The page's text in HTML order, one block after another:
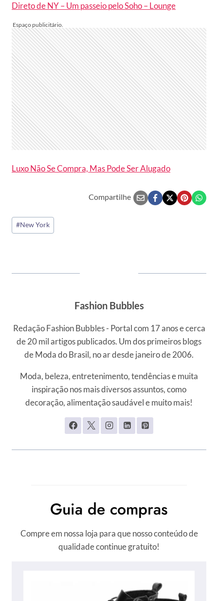
Direto de NY – Um passeio pelo Soho – Lounge
Luxo Não Se Compra, Mas Pode Ser Alugado
Compartilhe
Tags
do
#New York
Fashion Bubbles
Redação Fashion Bubbles - Portal com 17 anos e cerca
de 20 mil artigos publicados. Um dos primeiros blogs
de Moda do Brasil, no ar desde janeiro de 2006.
Moda, beleza, entretenimento, tendências e muita
inspiração nos mais diversos assuntos, como
decoração, alimentação saudável e muito mais!
Guia de compras
Compre em nossa loja para que nosso conteúdo de
qualidade continue gratuito!